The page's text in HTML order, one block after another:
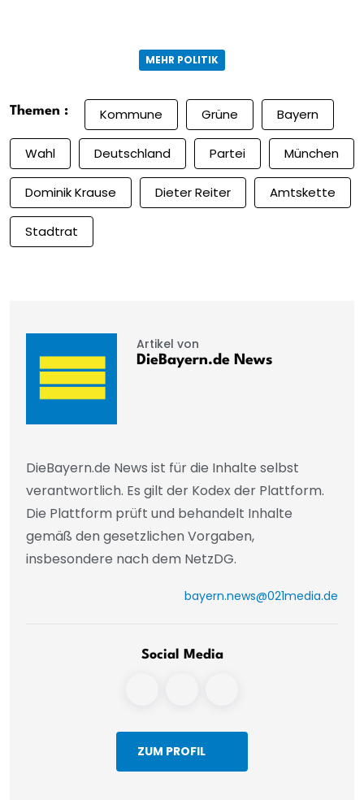
MEHR POLITIK
Themen : Kommune Grüne Bayern
Wahl Deutschland Partei München
Dominik Krause Dieter Reiter Amtskette
Stadtrat
Artikel von
DieBayern.de News
DieBayern.de News ist für die Inhalte selbst
verantwortlich. Es gilt der Kodex der Plattform.
Die Plattform prüft und behandelt Inhalte
gemäß den gesetzlichen Vorgaben,
insbesondere nach dem NetzDG.
bayern.news@021media.de
Social Media
ZUM PROFIL